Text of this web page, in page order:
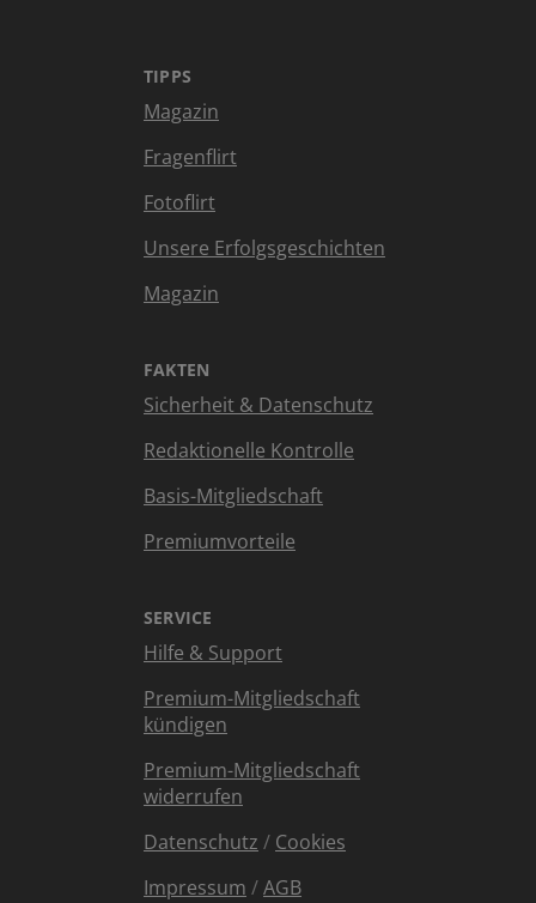
TIPPS
Magazin
Fragenflirt
Fotoflirt
Unsere Erfolgsgeschichten
Magazin
FAKTEN
Sicherheit & Datenschutz
Redaktionelle Kontrolle
Basis-Mitgliedschaft
Premiumvorteile
SERVICE
Hilfe & Support
Premium-Mitgliedschaft
kündigen
Premium-Mitgliedschaft
widerrufen
Datenschutz / Cookies
Impressum /AGB